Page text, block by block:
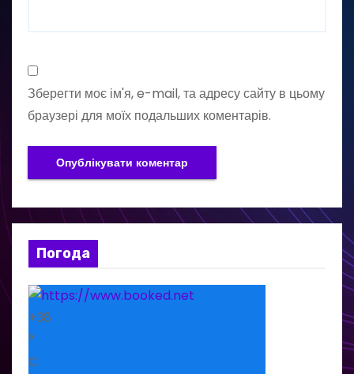
Зберегти моє ім'я, e-mail, та адресу сайту в цьому
браузері для моїх подальших коментарів.
Погода
+38
°
C